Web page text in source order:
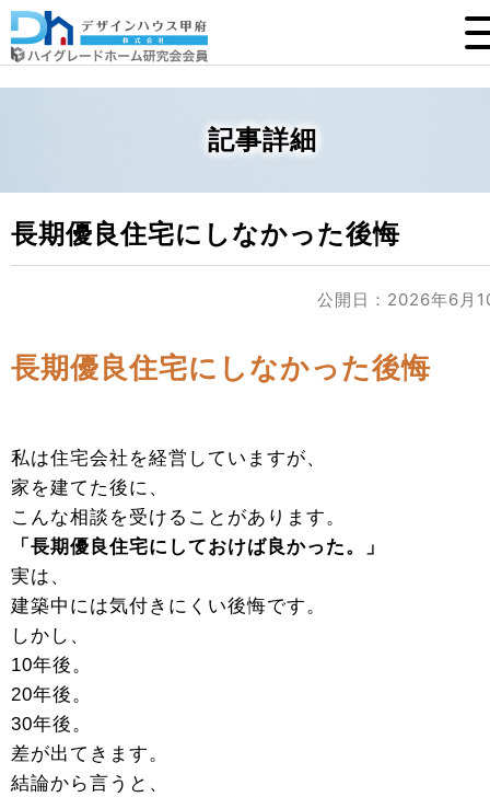
記事詳細
長期優良住宅にしなかった後悔
公開日：2026年6月
長期優良住宅にしなかった後悔
私は住宅会社を経営していますが、
家を建てた後に、
こんな相談を受けることがあります。
「長期優良住宅にしておけば良かった。」
実は、
建築中には気付きにくい後悔です。
しかし、
10年後。
20年後。
30年後。
差が出てきます。
結論から言うと、